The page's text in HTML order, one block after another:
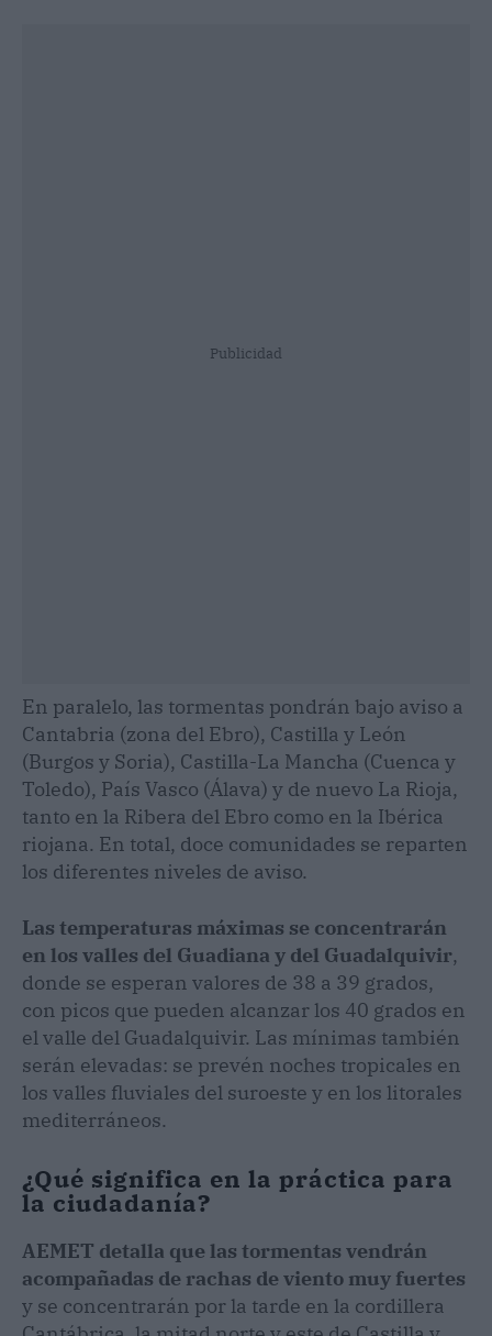
Publicidad
En paralelo, las tormentas pondrán bajo aviso a
Cantabria (zona del Ebro), Castilla y León
(Burgos y Soria), Castilla-La Mancha (Cuenca y
Toledo), País Vasco (Álava) y de nuevo La Rioja,
tanto en la Ribera del Ebro como en la Ibérica
riojana. En total, doce comunidades se reparten
los diferentes niveles de aviso.
Las temperaturas máximas se concentrarán
en los valles del Guadiana y del Guadalquivir,
donde se esperan valores de 38 a 39 grados,
con picos que pueden alcanzar los 40 grados en
el valle del Guadalquivir. Las mínimas también
serán elevadas: se prevén noches tropicales en
los valles fluviales del suroeste y en los litorales
mediterráneos.
¿Qué significa en la práctica para
la ciudadanía?
AEMET detalla que las tormentas vendrán
acompañadas de rachas de viento muy fuertes
y se concentrarán por la tarde en la cordillera